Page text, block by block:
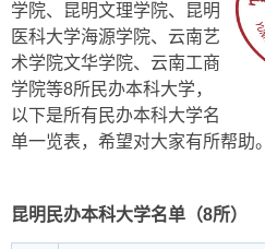
学院、昆明文理学院、昆明
医科大学海源学院、云南艺
术学院文华学院、云南工商
学院等8所民办本科大学，
以下是所有民办本科大学名
单一览表，希望对大家有所帮助。
昆明民办本科大学名单（8所）